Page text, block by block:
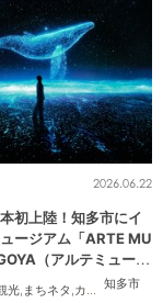
とりさま 知多市
2026.06.22
本初上陸！知多市にイ
ージアム「ARTE MU
（アルテミュージ
」が2026年11月下旬
光 まちネタ カップル ,友人